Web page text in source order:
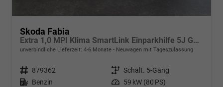
Skoda Fabia
Extra 1,0 MPI Klima SmartLink Einparkhilfe 5J Garantie LED Scheinwerfer Bluetooth
unverbindliche Lieferzeit: 4-6 Monate Neuwagen mit Tageszulassung
Fahrzeugnr. 879362 Getriebe Schalt. 5-Gang
Kraftstoff Benzin Leistung 59 kW (80 PS)